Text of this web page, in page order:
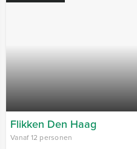
Flikken Den Haag
Vanaf 12 personen